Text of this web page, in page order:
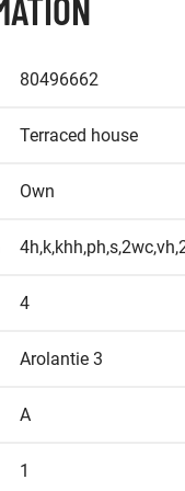
80496662
Terraced house
Own
4
Arolantie 3
A
1